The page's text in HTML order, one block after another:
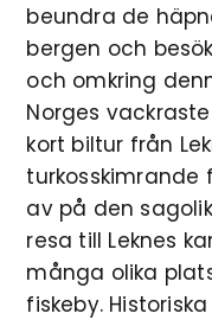
beundra de
bergen och
och omkring
Norges
kort biltur från
turkosskimrande
av på den
resa till Leknes
många olika
fiskeby.